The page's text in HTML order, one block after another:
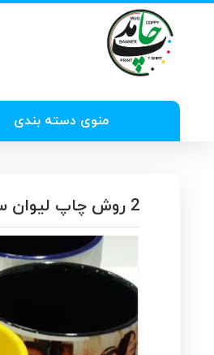
منوی دسته بندی
2 روش چاپ لیوان سرامیکی